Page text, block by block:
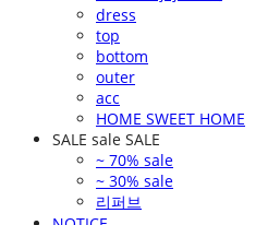
dress
top
bottom
outer
acc
HOME SWEET HOME
SALE sale SALE
~ 70% sale
~ 30% sale
리퍼브